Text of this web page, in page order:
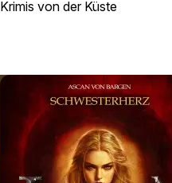
Krimis von der Küste